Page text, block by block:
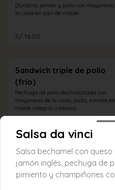
Durazno, jamón y pollo con
la casa en pan de molde
S/ 16.50
Sandwich triple de pollo
(frío)
Pechuga de pollo deshilachada con
mayonesa de la casa, palta, tomate en
molde integral o blanco.
Sandwich vegetariano
(caliente)
Zucchini, berenjena, champiñones
Salsa da vinci
Salsa bechamel con
jamón inglés, pechuga de
pimiento y champiñones